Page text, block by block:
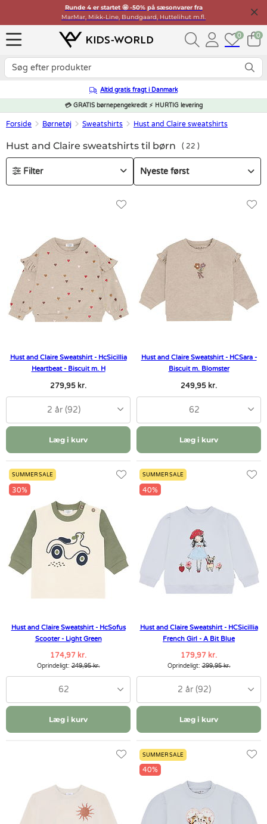
Runde 4 er startet 🤩 -50% på sæsonvarer fra
MarMar, Mikk-Line, Bundgaard, Huttelihut m.fl.
0 0
Altid gratis fragt i Danmark
💳 GRATIS børnepengekredit ⚡ HURTIG levering
Forside Børnetøj Sweatshirts Hust and Claire sweatshirts
Hust and Claire sweatshirts til børn 22
Filter
Hust and Claire Sweatshirt - HcSicillia
Heartbeat - Biscuit m. H
279,95 kr.
2 år (92)
Læg i kurv
Hust and Claire Sweatshirt - HCSara -
Biscuit m. Blomster
249,95 kr.
62
Læg i kurv
SUMMER SALE
30%
Hust and Claire Sweatshirt - HcSofus
Scooter - Light Green
174,97 kr.
Oprindeligt:249,95 kr.
62
Læg i kurv
SUMMER SALE
40%
Hust and Claire Sweatshirt - HCSicillia
French Girl - A Bit Blue
179,97 kr.
Oprindeligt:299,95 kr.
2 år (92)
Læg i kurv
SUMMER SALE
40%